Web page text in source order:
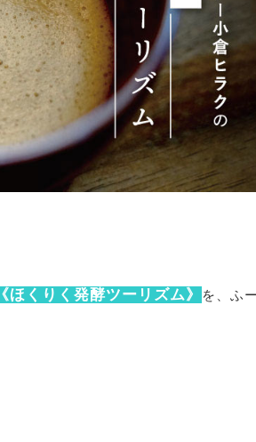
《ほくりく発酵ツーリズム》
を、ふ